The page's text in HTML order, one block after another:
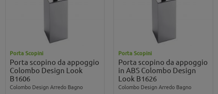
Porta Scopini
Porta scopino da appoggio
Colombo Design Look
B1606
Colombo Design Arredo Bagno
Porta Scopini
Porta scopino da appoggio
in ABS Colombo Design
Look B1626
Colombo Design Arredo Bagno